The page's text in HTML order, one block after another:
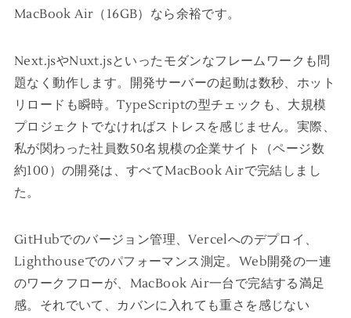
MacBook Air（16GB）なら余裕です。
Next.jsやNuxt.jsといったモダンなフレームワークも問
題なく動作します。開発サーバーの起動は数秒、ホット
リロードも瞬時。TypeScriptの型チェックも、大規模
プロジェクトでなければストレスを感じません。実際、
私が関わった社員数50名規模の企業サイト（ページ数
約100）の開発は、すべてMacBook Airで完結しまし
た。
GitHubでのバージョン管理、Vercelへのデプロイ、
Lighthouseでのパフォーマンス測定。Web開発の一連
のワークフローが、MacBook Air一台で完結する満足
感。それでいて、カバンに入れても重さを感じない